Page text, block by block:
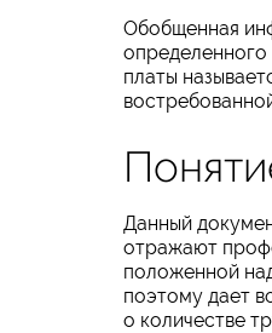
Обобщенная
платы
Данный
отражают
положенной
поэтому дает
о количестве